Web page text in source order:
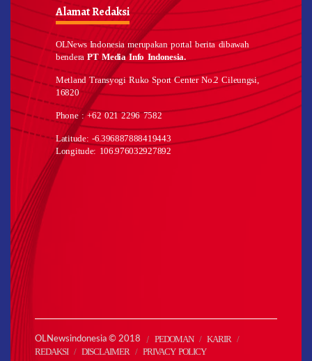
Alamat Redaksi
OLNews Indonesia merupakan portal berita dibawah
benderaPT Media Info Indonesia.
Metland Transyogi Ruko Sport Center No.2 Cileungsi,
16820
Phone : +62 021 2296 7582
Latitude: -6.396887888419443
Longitude: 106.976032927892
OLNewsindonesia © 2018 PEDOMAN
KARIR
REDAKSI
DISCLAIMER PRIVACY POLICY